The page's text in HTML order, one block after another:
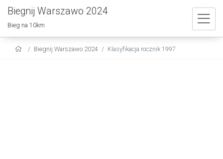
Biegnij Warszawo 2024
Bieg na 10km
Biegnij Warszawo 2024 Klasyfikacja rocznik 1997